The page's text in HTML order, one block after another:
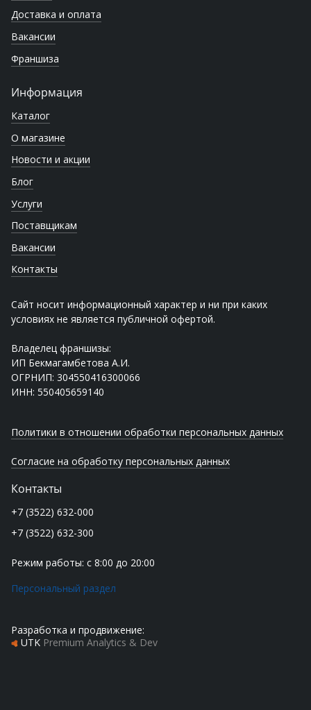
Доставка и оплата
Вакансии
Франшиза
Информация
Каталог
О магазине
Новости и акции
Блог
Услуги
Поставщикам
Вакансии
Контакты
Сайт носит информационный характер и ни при каких
условиях не является публичной офертой.
Владелец франшизы:
ИП Бекмагамбетова А.И.
ОГРНИП: 304550416300066
ИНН: 550405659140
Политики в отношении обработки персональных данных
Согласие на обработку персональных данных
Контакты
+7 (3522) 632-000
+7 (3522) 632-300
Режим работы: с 8:00 до 20:00
Персональный раздел
Разработка и продвижение:
UTK Premium Analytics & Dev